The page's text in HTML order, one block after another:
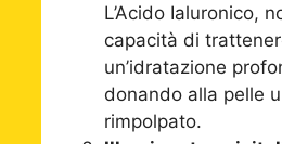
L’Acido Ialuronico,
capacità di
un’idratazione
donando alla pelle
rimpolpato.